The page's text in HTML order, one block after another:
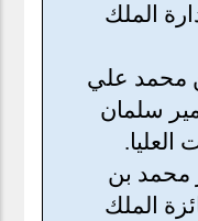
الملك
محمد علي
سلمان
العليا.
محمد بن
الملك